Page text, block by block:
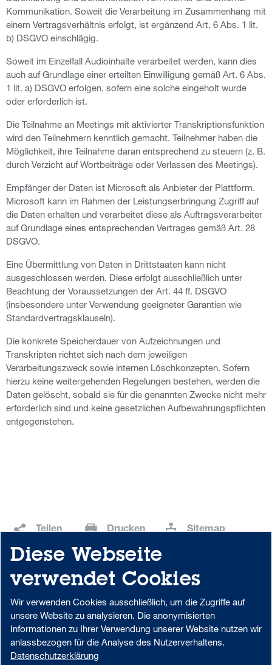
Kommunikation. Soweit die Verarbeitung im Zusammenhang mit
einem Vertragsverhältnis erfolgt, ist ergänzend Art. 6 Abs. 1 lit.
b) DSGVO einschlägig.
Soweit im Einzelfall Audioinhalte verarbeitet werden, kann dies
auch auf Grundlage einer erteilten Einwilligung gemäß Art. 6 Abs.
1 lit. a) DSGVO erfolgen, sofern eine solche eingeholt wurde
oder erforderlich ist.
Die Teilnahme an Meetings mit aktivierter Transkriptionsfunktion
wird den Teilnehmern kenntlich gemacht. Teilnehmer haben die
Möglichkeit, ihre Teilnahme daran entsprechend zu steuern (z. B.
durch Verzicht auf Wortbeiträge oder Verlassen des Meetings).
Empfänger der Daten ist Microsoft als Anbieter der Plattform.
Microsoft kann im Rahmen der Leistungserbringung Zugriff auf
die Daten erhalten und verarbeitet diese als Auftragsverarbeiter
auf Grundlage eines entsprechenden Vertrages gemäß Art. 28
DSGVO.
Eine Übermittlung von Daten in Drittstaaten kann nicht
ausgeschlossen werden. Diese erfolgt ausschließlich unter
Beachtung der Voraussetzungen der Art. 44 ff. DSGVO
(insbesondere unter Verwendung geeigneter Garantien wie
Standardvertragsklauseln).
Die konkrete Speicherdauer von Aufzeichnungen und
Transkripten richtet sich nach dem jeweiligen
Verarbeitungszweck sowie internen Löschkonzepten. Sofern
hierzu keine weitergehenden Regelungen bestehen, werden die
Daten gelöscht, sobald sie für die genannten Zwecke nicht mehr
erforderlich sind und keine gesetzlichen Aufbewahrungspflichten
entgegenstehen.
Teilen Drucken Sitemap
Download Center Portal-Login
Datenschutzhinweise zur Verwendung von MS Teams in der Aareal
Bank
Beschwerdemanagement
Code of Conduct
Diese Webseite
verwendet Cookies
Wir verwenden Cookies ausschließlich, um die Zugriffe auf
unsere Website zu analysieren. Die anonymisierten
Informationen zu Ihrer Verwendung unserer Website nutzen wir
anlassbezogen für die Analyse des Nutzerverhaltens.
Datenschutzerklärung